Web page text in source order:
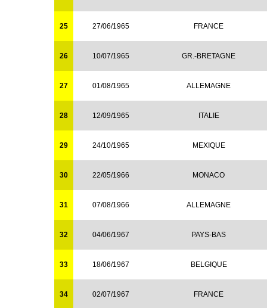
25 27/06/1965 FRANCE
26 10/07/1965 GR.-BRETAGNE
27 01/08/1965 ALLEMAGNE
28 12/09/1965 ITALIE
29 24/10/1965 MEXIQUE
30 22/05/1966 MONACO
31 07/08/1966 ALLEMAGNE
32 04/06/1967 PAYS-BAS
33 18/06/1967 BELGIQUE
34 02/07/1967 FRANCE